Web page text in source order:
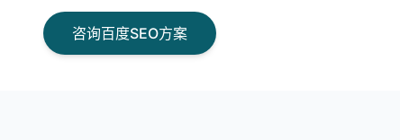
咨询百度SEO方案